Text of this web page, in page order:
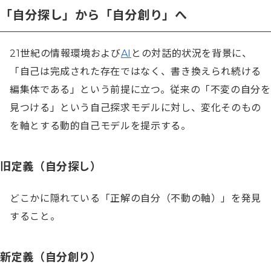
「自分探し」から「自分創り」へ
21世紀の情報環境およびAI との対話的状況を背景に、
「自己は完成された存在ではなく、書き換えられ続ける
編集体である」という前提に立つ。従来の「不変の自分を
見つける」という自己探求モデルに対し、変化そのもの
を軸とする動的自己モデルを提示する。
旧定義（自分探し）
どこかに隠れている「正解の自分（不動の軸）」を発見
すること。
新定義（自分創り）